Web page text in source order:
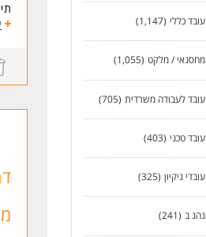
עובד כללי (1,147)
מחסנאי / מלקט (1,055)
עובד לעבודה משרדית (705)
עובד טכני (403)
עובדי ניקיון (325)
נהג ב (241)
זמינות